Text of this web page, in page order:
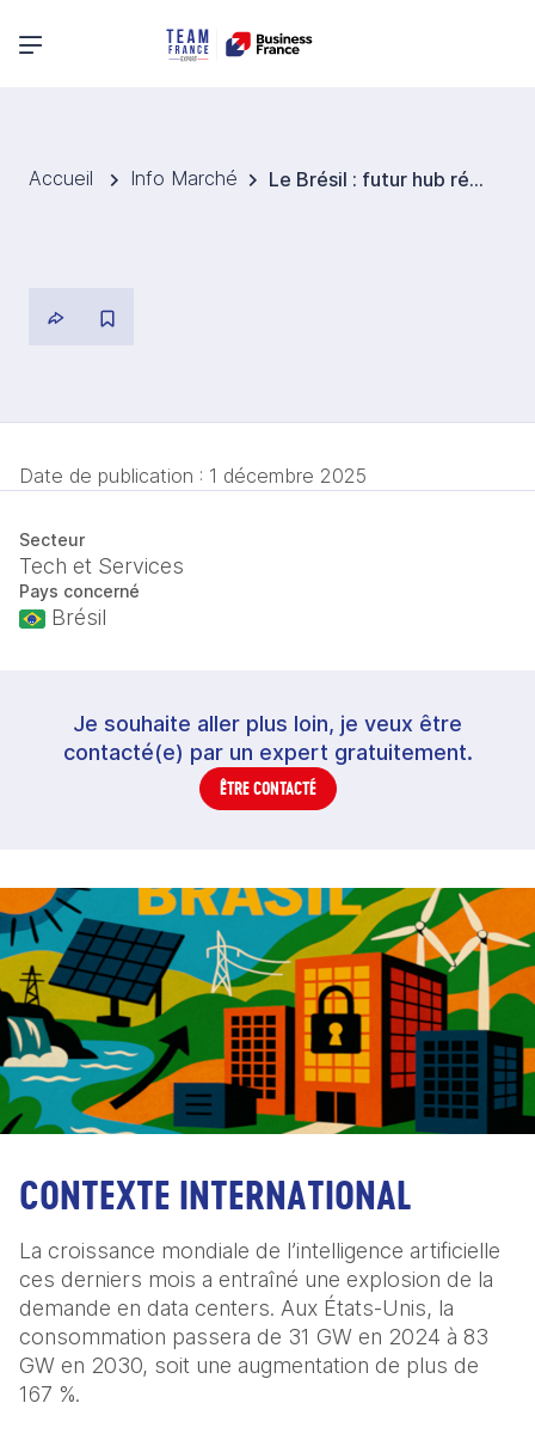
Menu principal
Accueil Info Marché Le Brésil : futur hub régional pour les data centers verts, opportunités pour les acteurs français
Date de publication : 1 décembre 2025
Secteur
Tech et Services
Pays concerné
Brésil
Je souhaite aller plus loin, je veux être
contacté(e) par un expert gratuitement.
ÊTRE CONTACTÉ
CONTEXTE INTERNATIONAL
La croissance mondiale de l’intelligence artificielle
ces derniers mois a entraîné une explosion de la
demande en data centers. Aux États-Unis, la
consommation passera de 31 GW en 2024 à 83
GW en 2030, soit une augmentation de plus de
167 %.